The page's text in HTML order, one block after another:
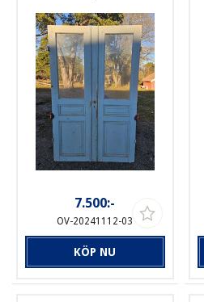
7.500:-
OV-20241112-03
KÖP NU